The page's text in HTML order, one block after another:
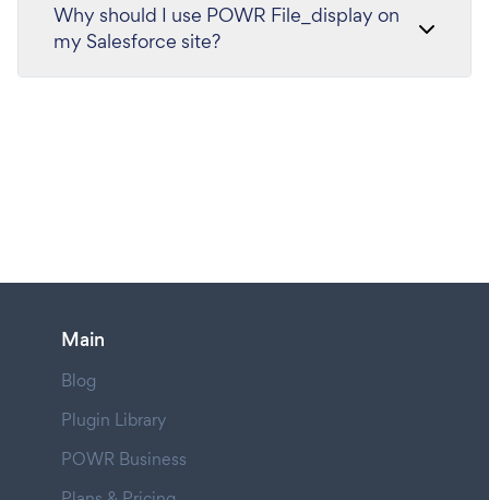
Why should I use POWR File_display on
my Salesforce site?
Main
Blog
Plugin Library
POWR Business